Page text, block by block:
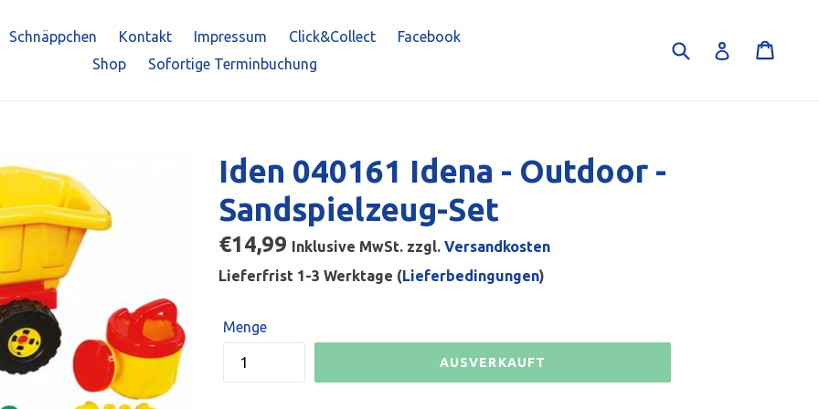
Schnäppchen Kontakt Impressum Click&Collect
Facebook
Shop
Sofortige Terminbuchung
Suchen Einloggen
Iden 040161 Idena - Outdoor -
Sandspielzeug-Set
Normaler
Preis
€14,99 Inklusive MwSt. zzgl. Versandkosten
Lieferfrist 1-3 Werktage (Lieferbedingungen)
Menge
AUSVERKAUFT